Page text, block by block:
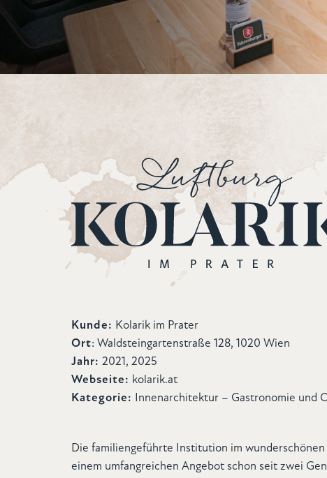
Kunde: Kolarik im Prater
Ort: Waldsteingartenstraße 128, 1020 Wien
Jahr: 2021, 2025
Webseite: kolarik.at
Kategorie:
Innenarchitektur – Gastronomie und
Die familiengeführte Institution im
einem umfangreichen Angebot schon seit zwei